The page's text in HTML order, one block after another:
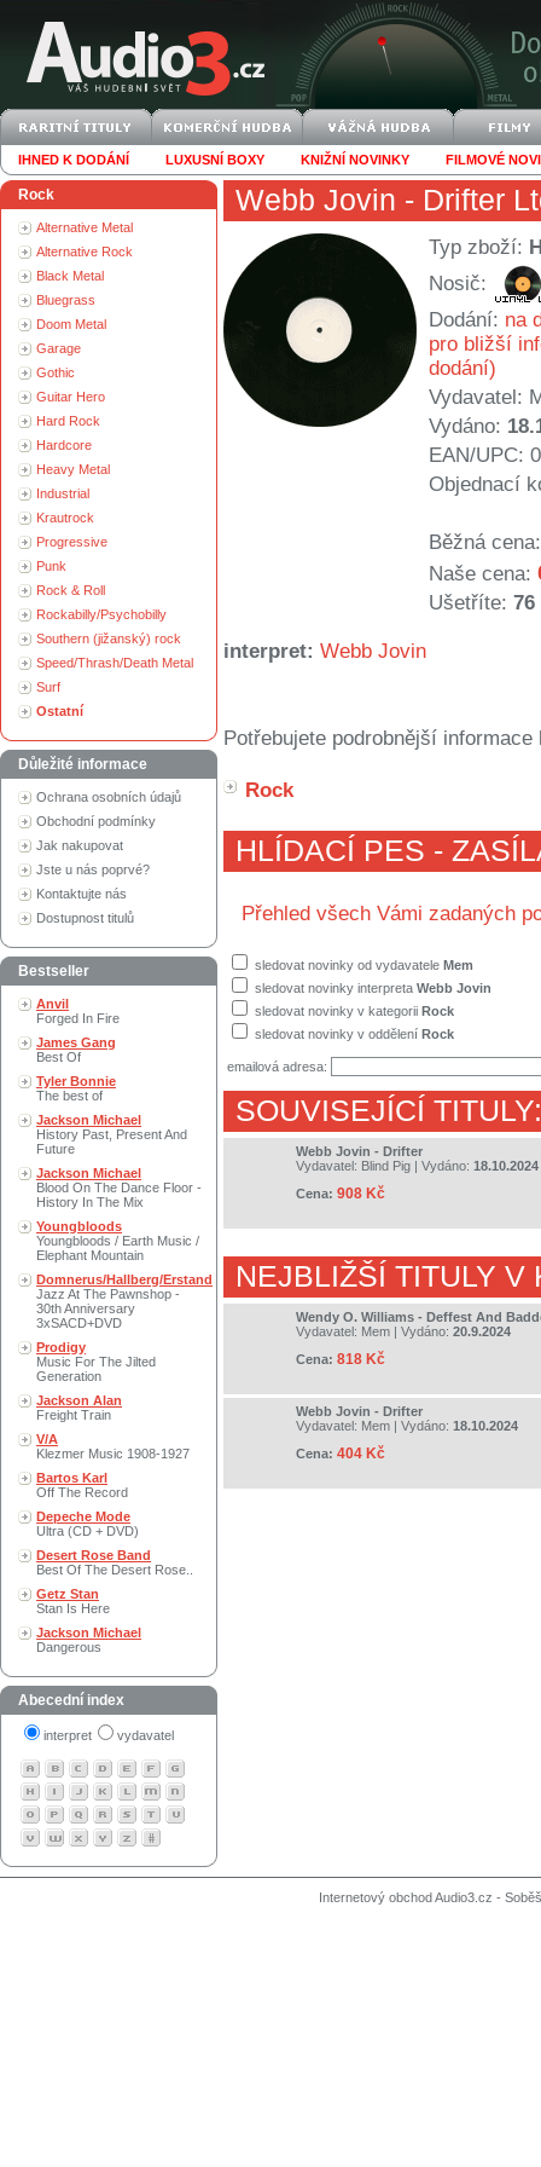
IHNED K DODÁNÍ LUXUSNÍ BOXY KNIŽNÍ NOVINKY FILMOVÉ
Rock
Alternative Metal
Alternative Rock
Black Metal
Bluegrass
Doom Metal
Garage
Gothic
Guitar Hero
Hard Rock
Hardcore
Heavy Metal
Industrial
Krautrock
Progressive
Punk
Rock & Roll
Rockabilly/Psychobilly
Southern (jižanský) rock
Speed/Thrash/Death Metal
Surf
Ostatní
Důležité informace
Ochrana osobních údajů
Obchodní podmínky
Jak nakupovat
Jste u nás poprvé?
Kontaktujte nás
Dostupnost titulů
Bestseller
Anvil
Forged In Fire
James Gang
Best Of
Tyler Bonnie
The best of
Jackson Michael
History Past, Present And
Future
Jackson Michael
Blood On The Dance Floor -
History In The Mix
Youngbloods
Youngbloods / Earth Music /
Elephant Mountain
Domnerus/Hallberg/Erstand
Jazz At The Pawnshop -
30th Anniversary
3xSACD+DVD
Prodigy
Music For The Jilted
Generation
Jackson Alan
Freight Train
V/A
Klezmer Music 1908-1927
Bartos Karl
Off The Record
Depeche Mode
Ultra (CD + DVD)
Desert Rose Band
Best Of The Desert Rose..
Getz Stan
Stan Is Here
Jackson Michael
Dangerous
Abecední index
interpret vydavatel
Webb Jovin - Drifter
Typ zboží:
Nosič:
Dodání: na
pro bližší
dodání)
Vydavatel:
Vydáno:
EAN/UPC:
Objednací
Běžná cena:
Naše cena:
Ušetříte: 76
interpret: Webb Jovin
Potřebujete podrobnější
Rock
HLÍDACÍ PES -
Přehled všech Vámi zadaných
sledovat novinky od vydavatele Mem
sledovat novinky interpreta Webb Jovin
sledovat novinky v kategorii Rock
sledovat novinky v oddělení Rock
emailová adresa:
SOUVISEJÍCÍ TITULY:
Webb Jovin - Drifter
Vydavatel: Blind Pig | Vydáno: 18.10.2024
Cena: 908 Kč
NEJBLIŽŠÍ TITULY V
Wendy O. Williams - Deffest And
Vydavatel: Mem | Vydáno: 20.9.2024
Cena: 818 Kč
Webb Jovin - Drifter
Vydavatel: Mem | Vydáno: 18.10.2024
Cena: 404 Kč
Internetový obchod Audio3.cz -